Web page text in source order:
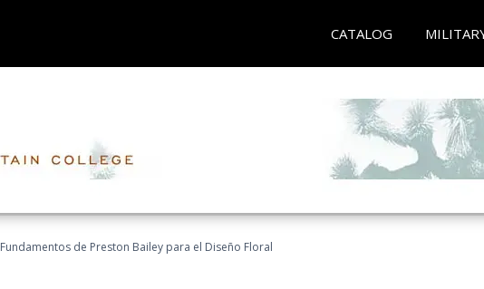
CATALOG
Fundamentos de Preston Bailey para el Diseño Floral